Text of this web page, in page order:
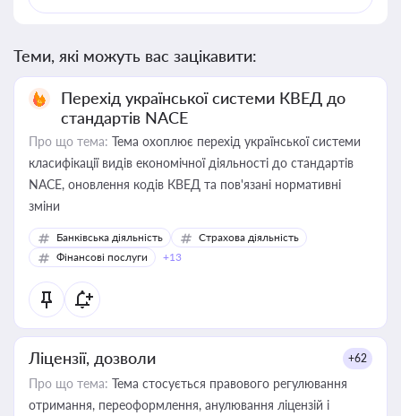
Теми, які можуть вас зацікавити:
Перехід української системи КВЕД до
стандартів NACE
Про що тема: Тема охоплює перехід української системи
класифікації видів економічної діяльності до стандартів
NACE, оновлення кодів КВЕД та пов'язані нормативні
зміни
Банківська діяльність
Страхова діяльність
Фінансові послуги
+13
Ліцензії, дозволи +62
Про що тема: Тема стосується правового регулювання
отримання, переоформлення, анулювання ліцензій і